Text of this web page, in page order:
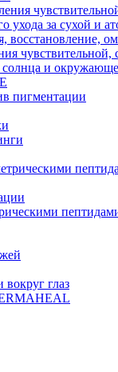
ухода за сухой и
восстановление,
чувствительной,
и
пигментации
глаз